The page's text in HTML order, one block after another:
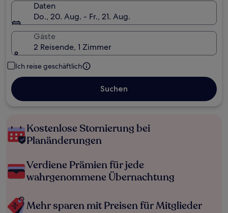
Daten
Do., 20. Aug. - Fr., 21. Aug.
Gäste
2 Reisende, 1 Zimmer
Ich reise geschäftlich
Suchen
Kostenlose Stornierung bei
Planänderungen
Verdiene Prämien für jede
wahrgenommene Übernachtung
Mehr sparen mit Preisen für Mitglieder